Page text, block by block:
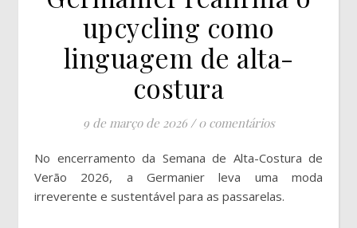
upcycling como
linguagem de alta-
costura
9 de março de 2026 / 0 comentários
No encerramento da Semana de Alta-Costura de
Verão 2026, a Germanier leva uma moda
irreverente e sustentável para as passarelas.